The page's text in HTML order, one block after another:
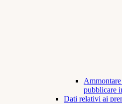
pubblicare
Dati relativi ai